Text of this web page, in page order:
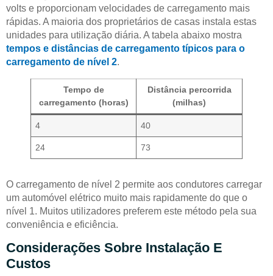
volts e proporcionam velocidades de carregamento mais
rápidas. A maioria dos proprietários de casas instala estas
unidades para utilização diária. A tabela abaixo mostra
tempos e distâncias de carregamento típicos para o
carregamento de nível 2.
Tempo de
carregamento (horas)
Distância percorrida
(milhas)
4 40
24 73
O carregamento de nível 2 permite aos condutores carregar
um automóvel elétrico muito mais rapidamente do que o
nível 1. Muitos utilizadores preferem este método pela sua
conveniência e eficiência.
Considerações Sobre Instalação E
Custos